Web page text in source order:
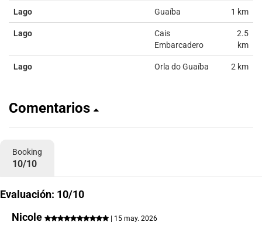
Lago Guaíba 1 km
Lago
Cais
Embarcadero
2.5
km
Lago Orla do Guaíba 2 km
Comentarios
Booking
10/10
Evaluación: 10/10
Nicole
| 15 may. 2026